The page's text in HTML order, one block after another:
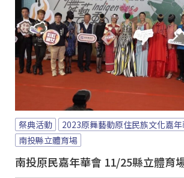
祭典活動
2023原舞藝動原住民族文化嘉
南投縣立體育場
南投原民嘉年華會 11/25縣立體育